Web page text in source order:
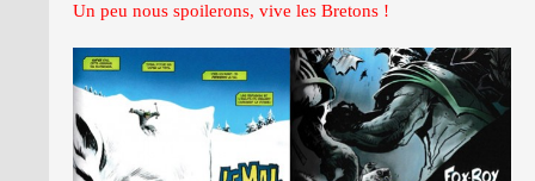
Un peu nous spoilerons, vive les Bretons !